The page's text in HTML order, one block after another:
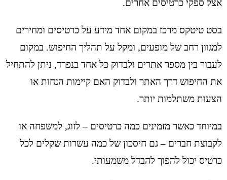
אצל ספקי כרטיסים אחרים.
בסט טיטקס מרכז במקום אחד מידע על כרטיסים ומחירים
למגוון רחב של מופעים, ומקל על תהליך החיפוש. במקום
לעבור בין מספר אתרים ולבדוק כל אחד בנפרד, ניתן להתחיל
את החיפוש דרך האתר ולבדוק האם קיימות הנחות או
הצעות משתלמות יותר.
במיוחד כאשר מזמינים כמה כרטיסים – לזוג, למשפחה או
לקבוצת חברים – גם חיסכון של כמה עשרות שקלים לכל
כרטיס יכול להפוך להבדל משמעותי.